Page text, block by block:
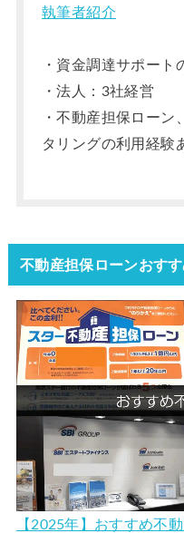
執筆者紹介
・資金調達サポート
・法人：3社経営
・不動産担保ローン
タリングの利用経験
不動産担保ローンおす
【2025年】おすすめ不